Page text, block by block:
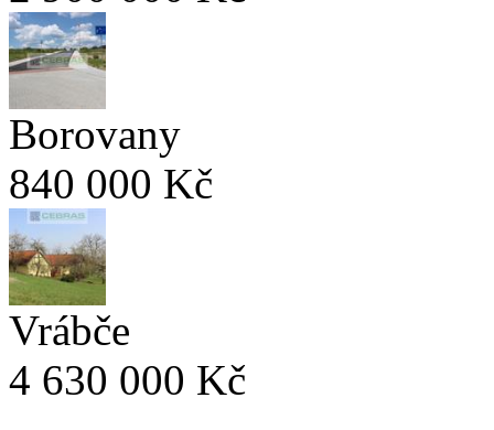
Borovany
840 000 Kč
Vrábče
4 630 000 Kč